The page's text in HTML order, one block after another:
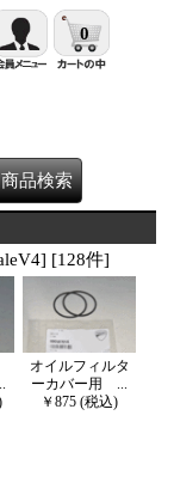
0
[128件]
オイルフィルタ
ーカバー用 ...
￥875 (税込)